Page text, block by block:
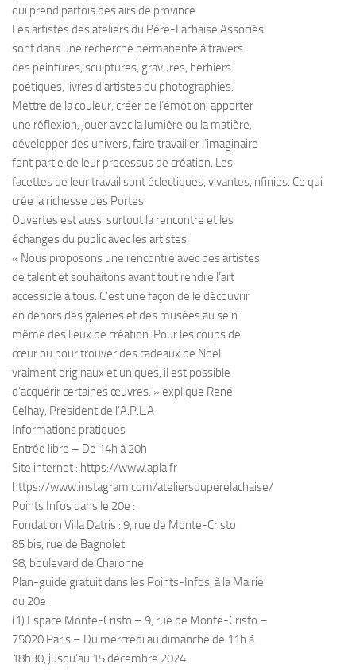
qui prend parfois des airs de province.
Les artistes des ateliers du Père-Lachaise Associés
sont dans une recherche permanente à travers
des peintures, sculptures, gravures, herbiers
poétiques, livres d’artistes ou photographies.
Mettre de la couleur, créer de l’émotion, apporter
une réflexion, jouer avec la lumière ou la matière,
développer des univers, faire travailler l’imaginaire
font partie de leur processus de création. Les
facettes de leur travail sont éclectiques, vivantes,infinies. Ce qui
crée la richesse des Portes
Ouvertes est aussi surtout la rencontre et les
échanges du public avec les artistes.
« Nous proposons une rencontre avec des artistes
de talent et souhaitons avant tout rendre l’art
accessible à tous. C’est une façon de le découvrir
en dehors des galeries et des musées au sein
même des lieux de création. Pour les coups de
cœur ou pour trouver des cadeaux de Noël
vraiment originaux et uniques, il est possible
d’acquérir certaines œuvres. » explique René
Celhay, Président de l’A.P.L.A
Informations pratiques
Entrée libre – De 14h à 20h
Site internet : https://www.apla.fr
https://www.instagram.com/ateliersduperelachaise/
Points Infos dans le 20e :
Fondation Villa Datris : 9, rue de Monte-Cristo
85 bis, rue de Bagnolet
98, boulevard de Charonne
Plan-guide gratuit dans les Points-Infos, à la Mairie
du 20e
(1) Espace Monte-Cristo – 9, rue de Monte-Cristo –
75020 Paris – Du mercredi au dimanche de 11h à
18h30, jusqu’au 15 décembre 2024